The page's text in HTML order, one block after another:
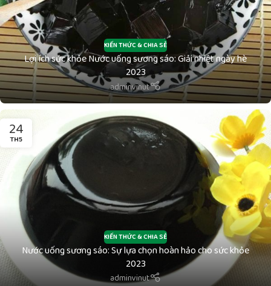
KIẾN THỨC & CHIA SẺ
Lợi ích sức khỏe Nước uống sương sáo: Giải nhiệt ngày hè
2023
adminvinut
24
TH5
KIẾN THỨC & CHIA SẺ
Nước uống sương sáo: Sự lựa chọn hoàn hảo cho sức khỏe
2023
adminvinut